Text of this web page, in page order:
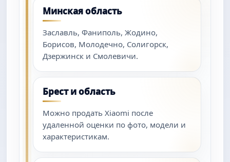
Минская область
Заславль, Фаниполь, Жодино,
Борисов, Молодечно, Солигорск,
Дзержинск и Смолевичи.
Брест и область
Можно продать Xiaomi после
удаленной оценки по фото, модели и
характеристикам.